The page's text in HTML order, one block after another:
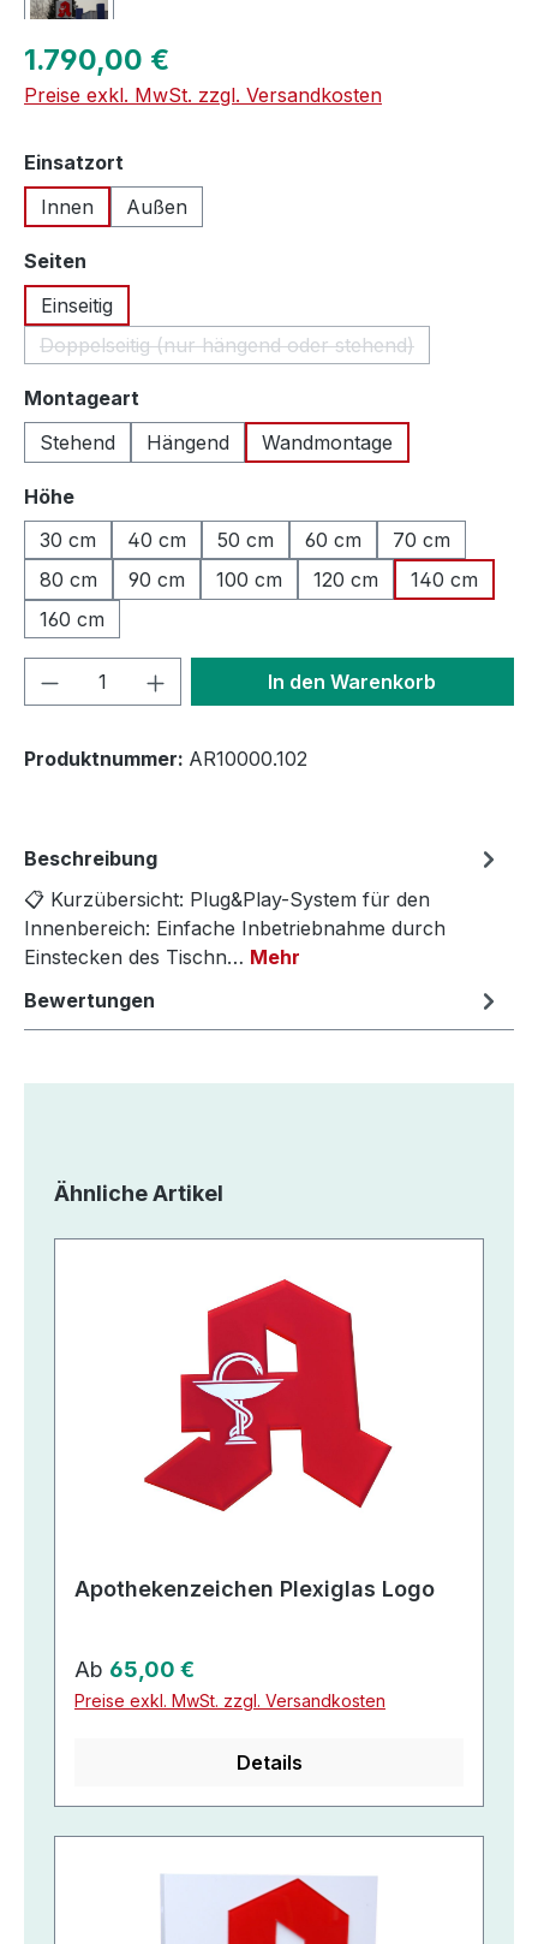
Regulärer Preis:
1.790,00 €
Preise exkl. MwSt. zzgl. Versandkosten
Einsatzort
Innen
Außen
Seiten
Einseitig
Doppelseitig (nur hängend oder stehend)
(Diese Option ist zurzeit nicht
Montageart
Stehend
Hängend Wandmontage
Höheauswählen
30 cm
40 cm 50 cm 60 cm
70 cm
80 cm
90 cm 100 cm 120 cm
140 cm
160 cm
Produkt Anzahl: Gib denIn den Warenkorb
Produktnummer: AR10000.102
Beschreibung
📋 Kurzübersicht: Plug&Play-System für den
Innenbereich: Einfache Inbetriebnahme durch
Einstecken des Tischn… Mehr
Bewertungen
Produktgalerie überspringen
Ähnliche Artikel
Apothekenzeichen Plexiglas Logo
Regulärer Preis:
Ab 65,00 €
Preise exkl. MwSt. zzgl. Versandkosten
Details